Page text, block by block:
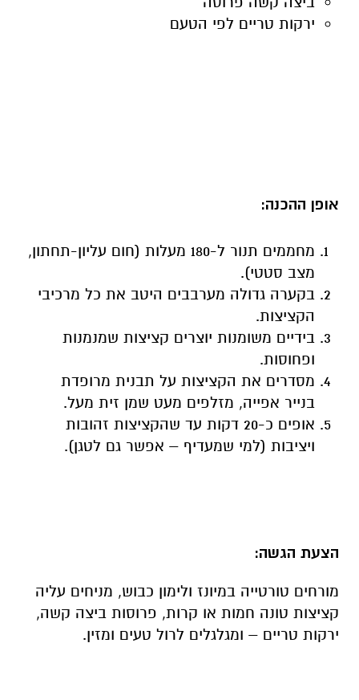
ירקות טריים לפי הטעם
אופן ההכנה:
מחממים תנור ל-180 מעלות (חום עליון-תחתון,
מצב סטטי).
בקערה גדולה מערבבים היטב את כל מרכיבי
הקציצות.
בידיים משומנות יוצרים קציצות שמנמנות
ופחוסות.
מסדרים את הקציצות על תבנית מרופדת
בנייר אפייה, מזלפים מעט שמן זית מעל.
אופים כ-20 דקות עד שהקציצות זהובות
ויציבות (למי שמעדיף – אפשר גם לטגן).
הצעת הגשה:
מורחים טורטייה במיונז ולימון כבוש, מניחים עליה
קציצות טונה חמות או קרות, פרוסות ביצה קשה,
ירקות טריים – ומגלגלים לרול טעים ומזין.